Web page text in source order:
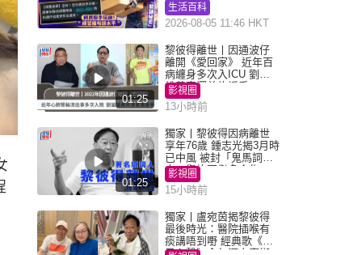
練習緬甸語
生活百科
2026-08-05 11:46 HKT
01:25
黎彼得離世丨因通波仔
離開《愛回家》 近年百
病纏身多次入ICU 劉鑾
雄黃宗澤曾施援手
影視圈
13小時前
01:25
獨家丨黎彼得因病離世
享年76歲 鍾志光揭3月時
已中風 被封「鬼馬詞
人」與許冠傑多合作
影視圈
15小時前
獨家丨盧宛茵揭黎彼得
最後時光：醫院插喉有
痰講唔到嘢 經典歌《浪